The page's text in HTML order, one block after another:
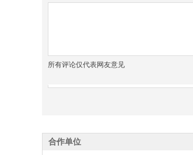
所有评论仅代表网友意见
合作单位